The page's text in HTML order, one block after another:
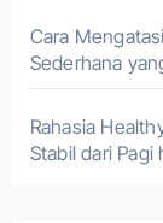
Cara
Sederhana
Rahasia
Stabil dari Pagi